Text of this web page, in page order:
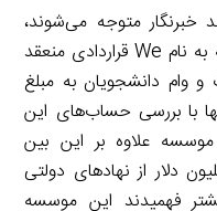
خبرنگار متوجه می‌شوند،
دولت کانادا اخیرا با موسسه‌ای خیریه به نام We قراردادی منعقد
و وام دانشجویان به مبلغ
آنها با بررسی حساب‌های این
علاوه بر این بین
۲۰۱۵ تا ۲۰۱۹ مبلغ ۵.۵ میلیون دلار از نهادهای دولتی
فهمیدند این موسسه